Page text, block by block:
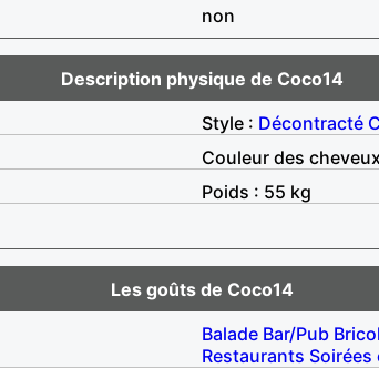
non
Description physique de Coco14
Style : Décontracté
Couleur des
Poids : 55 kg
Les goûts de Coco14
Balade Bar/Pub
Restaurants Soirées